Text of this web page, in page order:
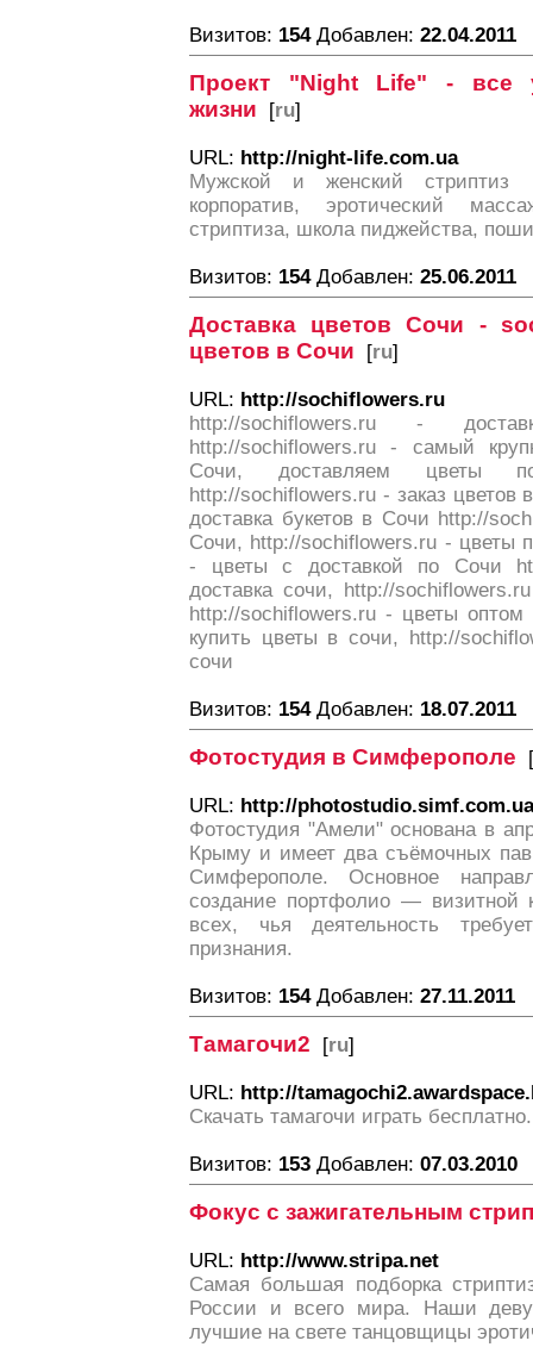
Визитов: 154Добавлен: 22.04.2011
Проект "Night Life" - все
жизни [ru]
URL: http://night-life.com.ua
Мужской и женский
корпоратив, эротический
стриптиза, школа пиджейства,
Визитов: 154Добавлен: 25.06.2011
Доставка цветов Сочи -
цветов в Сочи [ru]
URL: http://sochiflowers.ru
http://sochiflowers.ru -
http://sochiflowers.ru - самый
Сочи, доставляем цветы
http://sochiflowers.ru - заказ
доставка букетов в Сочи http://
Сочи, http://sochiflowers.ru - цветы
- цветы с доставкой по Сочи
доставка сочи, http://
http://sochiflowers.ru - цветы
купить цветы в сочи, http://
сочи
Визитов: 154Добавлен: 18.07.2011
Фотостудия в Симферополе [
URL: http://photostudio.simf.com.ua
Фотостудия "Амели" основана в
Крыму и имеет два съёмочных
Симферополе. Основное
создание портфолио — визитной
всех, чья деятельность
признания.
Визитов: 154Добавлен: 27.11.2011
Тамагочи2 [ru]
URL: http://
Скачать тамагочи играть бесплатно.
Визитов: 153 Добавлен: 07.03.2010
Фокус с зажигательным
URL: http://www.stripa.net
Самая большая подборка
России и всего мира. Наши
лучшие на свете танцовщицы